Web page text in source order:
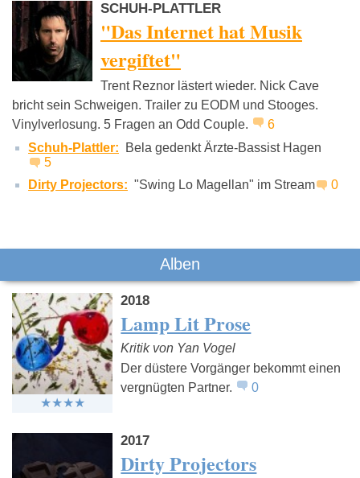
Wir Sind Helden
Die Goldenen
Zitronen
Red Hot
SCHUH-PLATTLER
"Das Internet hat Musik
vergiftet"
Trent Reznor lästert wieder. Nick Cave
bricht sein Schweigen. Trailer zu EODM und Stooges.
Vinylverlosung. 5 Fragen an Odd Couple.
6
Schuh-Plattler:
Bela gedenkt Ärzte-Bassist Hagen
5
Dirty Projectors: "Swing Lo Magellan" im Stream 0
Alben
2018
Lamp Lit Prose
Kritik von Yan Vogel
Der düstere Vorgänger bekommt einen
vergnügten Partner.
0
2017
Dirty Projectors